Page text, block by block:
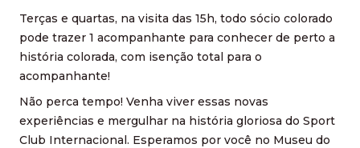
Terças e quartas, na visita das 15h, todo sócio colorado
pode trazer 1 acompanhante para conhecer de perto a
história colorada, com isenção total para o
acompanhante!
Não perca tempo! Venha viver essas novas
experiências e mergulhar na história gloriosa do Sport
Club Internacional. Esperamos por você no Museu do